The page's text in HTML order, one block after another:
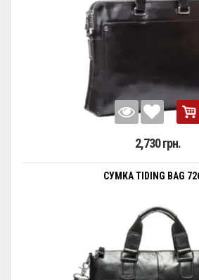
2,730 грн.
СУМКА TIDING BAG